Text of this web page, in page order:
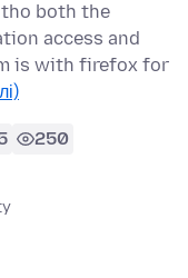
tho both the
access and
is with firefox for
250